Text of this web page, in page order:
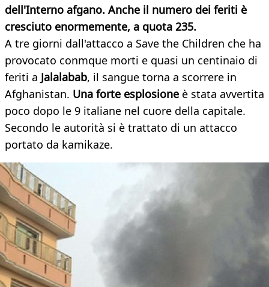
dell'Interno afgano. Anche il numero dei feriti è
cresciuto enormemente, a quota 235.
A tre giorni dall'attacco a Save the Children che ha
provocato conmque morti e quasi un centinaio di
feriti a Jalalabab, il sangue torna a scorrere in
Afghanistan. Una forte esplosione è stata avvertita
poco dopo le 9 italiane nel cuore della capitale.
Secondo le autorità si è trattato di un attacco
portato da kamikaze.